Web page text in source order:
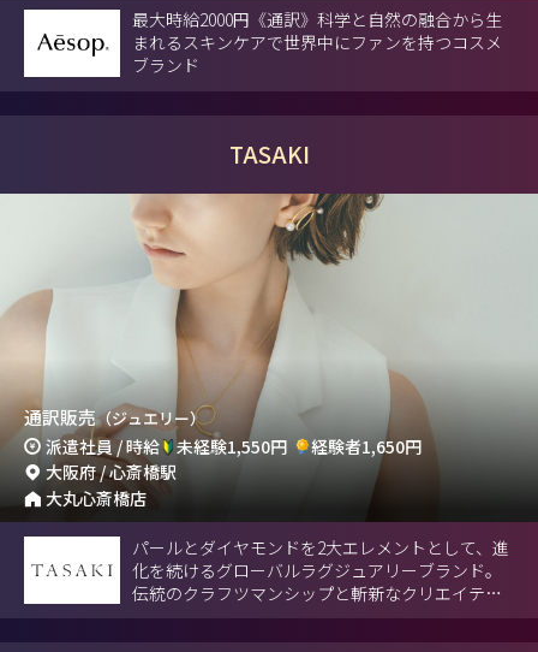
最大時給2000円《通訳》科学と自然の融合から生
まれるスキンケアで世界中にファンを持つコスメ
ブランド
TASAKI
通訳販売（ジュエリー）
派遣社員 / 時給 未経験1,550円
経験者1,650円
大阪府 / 心斎橋駅
大丸心斎橋店
パールとダイヤモンドを2大エレメントとして、進
化を続けるグローバルラグジュアリーブランド。
伝統のクラフツマンシップと斬新なクリエイティ
ビティによる革新的で洗練されたジュエリーを日
本から世界へ発信。